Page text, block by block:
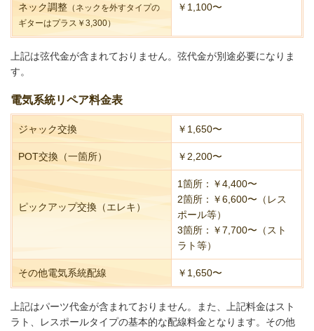
ネック調整 （ネックを外すタイプの
ギターはプラス￥3,300）
￥1,100〜
上記は弦代金が含まれておりません。弦代金が別途必要になりま
す。
電気系統リペア料金表
ジャック交換 ￥1,650〜
POT交換（一箇所） ￥2,200〜
ピックアップ交換（エレキ）
1箇所：￥4,400〜
2箇所：￥6,600〜（レス
ポール等）
3箇所：￥7,700〜（スト
ラト等）
その他電気系統配線 ￥1,650〜
上記はパーツ代金が含まれておりません。また、上記料金はスト
ラト、レスポールタイプの基本的な配線料金となります。その他